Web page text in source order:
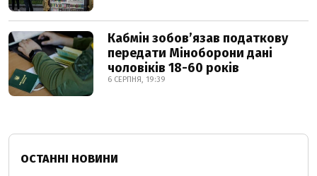
Кабмін зобовʼязав податкову
передати Міноборони дані
чоловіків 18-60 років
6 СЕРПНЯ, 19:39
ОСТАННІ НОВИНИ